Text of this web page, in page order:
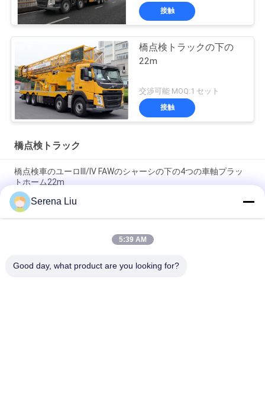
接触
橋点検トラックの下の
22m
交渉可能 MOQ:1 セット
接触
橋点検トラック
橋点検車のユーロIII/IV FAWのシャーシの下の4つの車軸プラッ
トホーム22m
ボルボのシャーシは点検トラック/橋点検装置8x4のドライブの
種類を繋ぎます
22mのトラス橋の点検トラックFAWのシャーシ8x4 206KW
Serena Liu
5:39 AM
Good day, what product are you looking for?